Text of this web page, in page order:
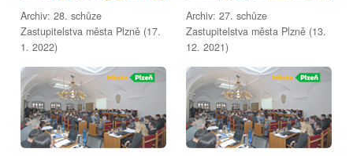
Archiv: 28. schůze
Zastupitelstva města Plzně (17.
1. 2022)
Archiv: 27. schůze
Zastupitelstva města Plzně (13.
12. 2021)